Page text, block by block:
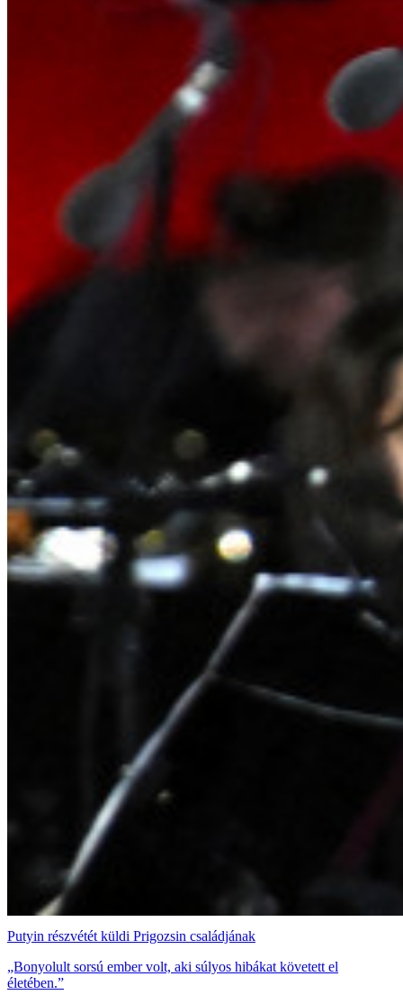
Putyin részvétét küldi Prigozsin családjának
„Bonyolult sorsú ember volt, aki súlyos hibákat követett el
életében.”